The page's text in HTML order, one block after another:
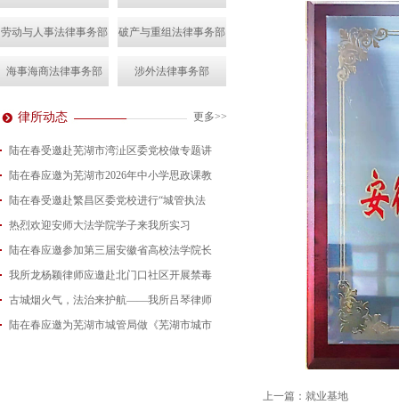
劳动与人事法律事务部 破产与重组法律事务部
海事海商法律事务部 涉外法律事务部
律所动态 更多>>
陆在春受邀赴芜湖市湾沚区委党校做专题讲
2026-08-04
陆在春应邀为芜湖市2026年中小学思政课教
2026-07-24
陆在春受邀赴繁昌区委党校进行“城管执法
2026-07-15
热烈欢迎安师大法学院学子来我所实习
2026-07-01
陆在春应邀参加第三届安徽省高校法学院长
2026-06-29
我所龙杨颖律师应邀赴北门口社区开展禁毒
2026-06-18
古城烟火气，法治来护航——我所吕琴律师
2026-05-21
陆在春应邀为芜湖市城管局做《芜湖市城市
上一篇： 就业基地